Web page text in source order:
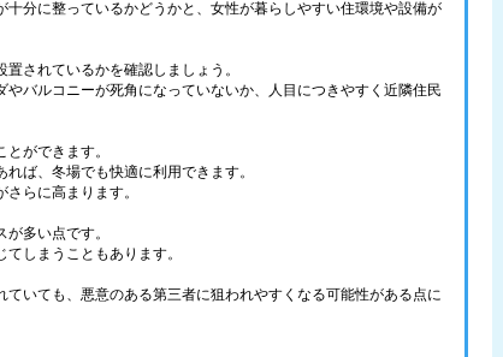
分に整っているかどうかと、女性が暮らしやすい住環境や設備が
されているかを確認しましょう。
バルコニーが死角になっていないか、人目につきやすく近隣住民
ができます。
ば、冬場でも快適に利用できます。
らに高まります。
多い点です。
しまうこともあります。
いても、悪意のある第三者に狙われやすくなる可能性がある点に